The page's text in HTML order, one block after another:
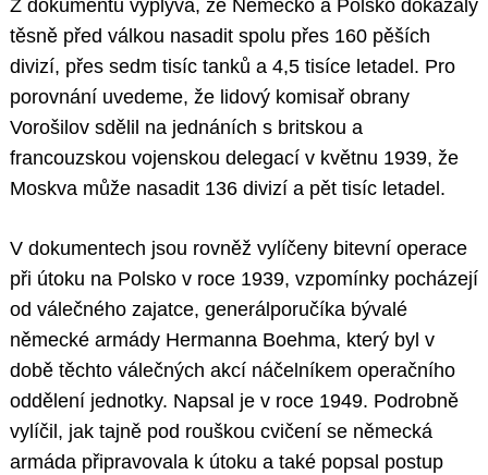
Z dokumentu vyplývá, že Německo a Polsko dokázaly
těsně před válkou nasadit spolu přes 160 pěších
divizí, přes sedm tisíc tanků a 4,5 tisíce letadel. Pro
porovnání uvedeme, že lidový komisař obrany
Vorošilov sdělil na jednáních s britskou a
francouzskou vojenskou delegací v květnu 1939, že
Moskva může nasadit 136 divizí a pět tisíc letadel.
V dokumentech jsou rovněž vylíčeny bitevní operace
při útoku na Polsko v roce 1939, vzpomínky pocházejí
od válečného zajatce, generálporučíka bývalé
německé armády Hermanna Boehma, který byl v
době těchto válečných akcí náčelníkem operačního
oddělení jednotky. Napsal je v roce 1949. Podrobně
vylíčil, jak tajně pod rouškou cvičení se německá
armáda připravovala k útoku a také popsal postup